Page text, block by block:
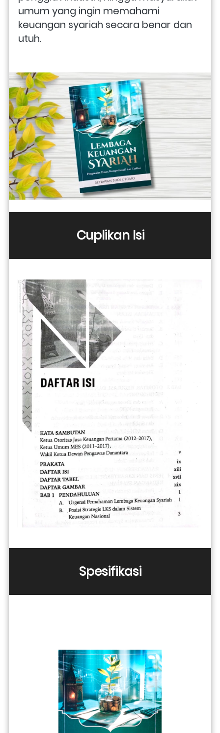
umum yang ingin memahami
keuangan syariah secara benar dan
utuh.
Cuplikan Isi
Spesifikasi